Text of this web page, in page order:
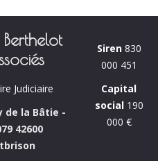
Berthelot
Judiciaire
de la Bâtie -
42600
Siren830
000 451
Capital
social190
000 €